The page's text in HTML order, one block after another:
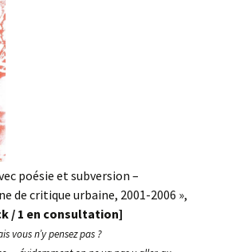
poésie et subversion –
de critique urbaine, 2001-2006 »,
/ 1 en consultation]
vous n’y pensez pas ?